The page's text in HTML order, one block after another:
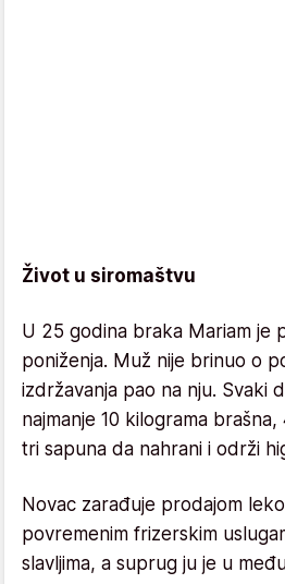
Život u siromaštvu
U 25 godina braka Mariam je
poniženja. Muž nije brinuo o
izdržavanja pao na nju. Svaki
najmanje 10 kilograma
tri sapuna da nahrani i održi
Novac zarađuje prodajom
povremenim frizerskim
slavljima, a suprug ju je u